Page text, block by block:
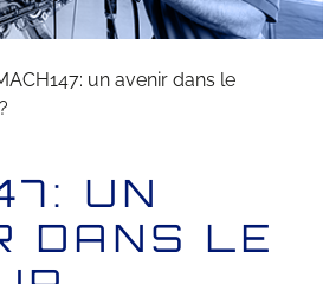
un avenir dans le
UN
DANS LE